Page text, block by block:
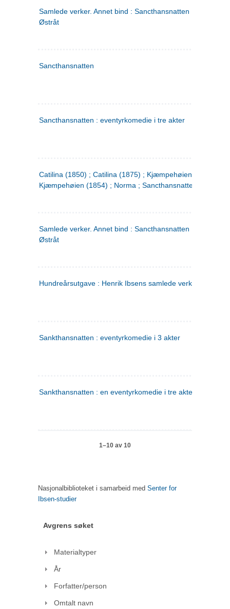
Samlede verker. Annet bind : Sancthansnatten ; Fru Inger
Østråt
Sancthansnatten
Sancthansnatten : eventyrkomedie i tre akter
Catilina (1850) ; Catilina (1875) ; Kjæmpehøien (1850) ;
Kjæmpehøien (1854) ; Norma ; Sancthansnatten
Samlede verker. Annet bind : Sancthansnatten ; Fru Inger
Østråt
Hundreårsutgave : Henrik Ibsens samlede verker. 2
Sankthansnatten : eventyrkomedie i 3 akter
Sankthansnatten : en eventyrkomedie i tre akter
1–10 av 10
Nasjonalbiblioteket i samarbeid med Senter for
Ibsen-studier
Avgrens søket
Materialtyper
År
Forfatter/person
Omtalt navn